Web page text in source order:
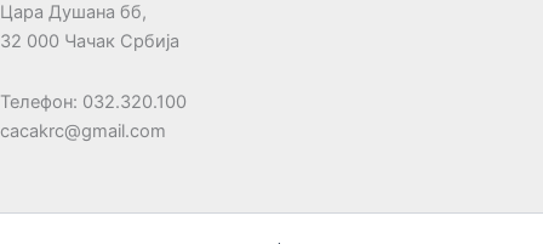
Цара Душана бб,
32 000 Чачак Србија
Телефон: 032.320.100
cacakrc@gmail.com